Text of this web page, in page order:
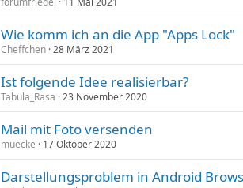
Wie komm ich an die App "Apps Lock"
Cheffchen 28 März 2021
Ist folgende Idee realisierbar?
Tabula_Rasa 23 November 2020
Mail mit Foto versenden
muecke 17 Oktober 2020
Darstellungsproblem in Android